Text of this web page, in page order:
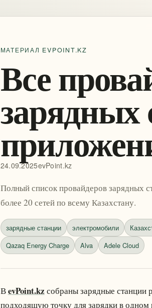
МАТЕРИАЛ EVPOINT.KZ
Все
зарядных
24.09.2025evPoint.kz
Полный список провайдеров зарядных
более 20 сетей по всему Казахстану.
зарядные станции электромобили
Qazaq Energy Charge
Alva Adele Cloud
ВevPoint.kz собраны зарядные станции
подходящую точку для зарядки в